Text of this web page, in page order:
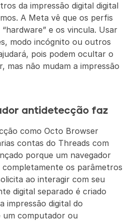
da impressão digital digital
A Meta vê que os perfis
e os vincula. Usar
modo incógnito ou outros
pois podem ocultar o
mas não mudam a impressão
antidetecção faz
como Octo Browser
contas do Threads com
porque um navegador
os parâmetros
ao interagir com seu
digital separado é criado
impressão digital do